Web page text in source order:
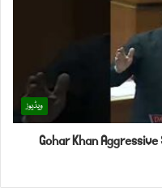
ویڈیوز
Gohar Khan